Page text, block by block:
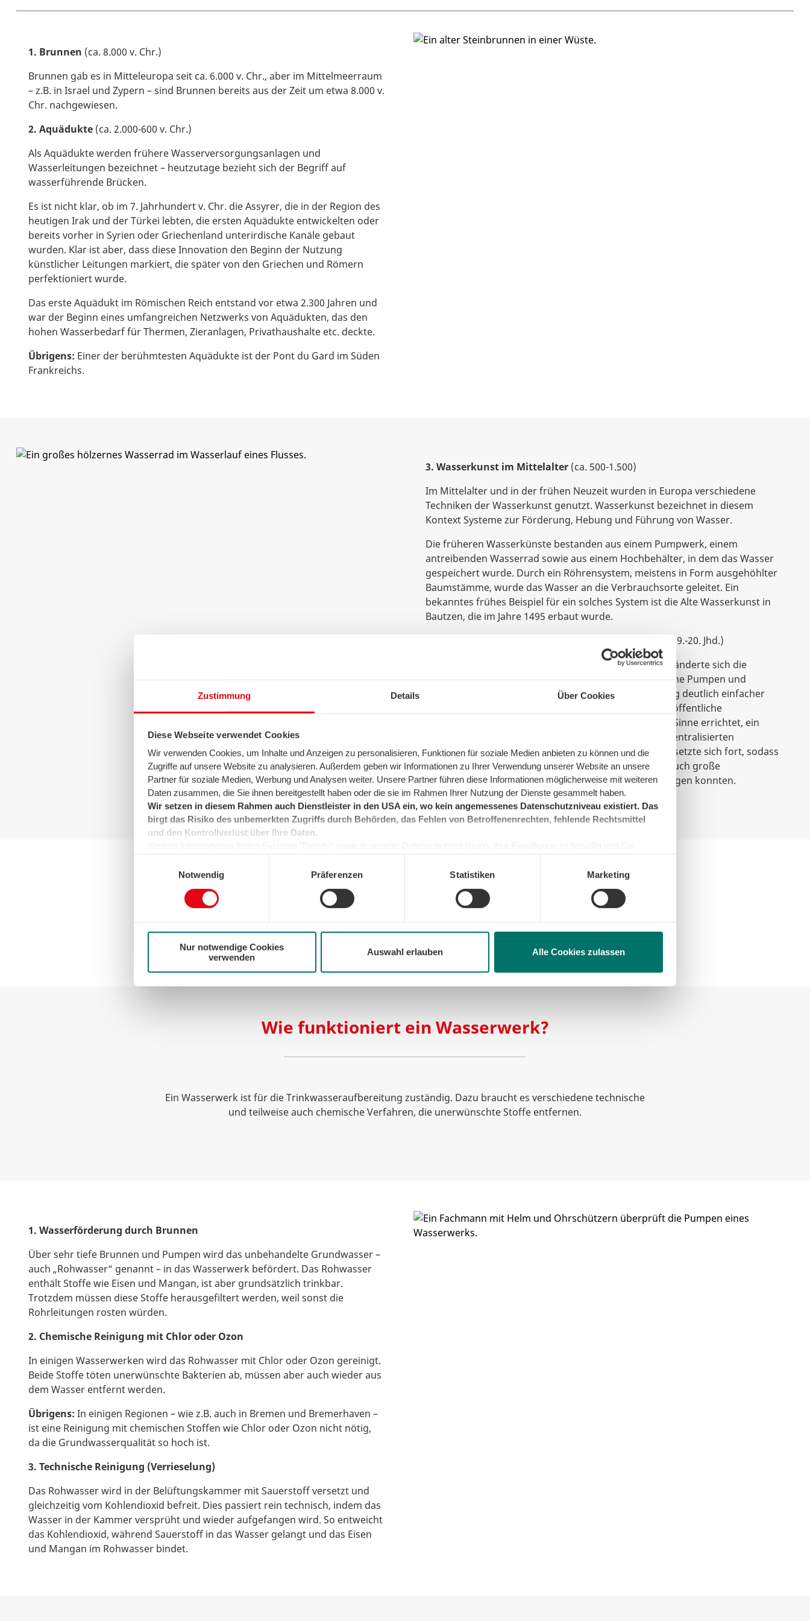
Zustimmung Details Über Cookies
Diese Webseite verwendet Cookies
Wir verwenden Cookies, um Inhalte und Anzeigen zu personalisieren, Funktionen für soziale Medien anbieten zu können und die
Zugriffe auf unsere Website zu analysieren. Außerdem geben wir Informationen zu Ihrer Verwendung unserer Website an unsere
Partner für soziale Medien, Werbung und Analysen weiter. Unsere Partner führen diese Informationen möglicherweise mit weiteren
Daten zusammen, die Sie ihnen bereitgestellt haben oder die sie im Rahmen Ihrer Nutzung der Dienste gesammelt haben.
Wir setzen in diesem Rahmen auch Dienstleister in den USA ein, wo kein angemessenes Datenschutzniveau existiert. Das
birgt das Risiko des unbemerkten Zugriffs durch Behörden, das Fehlen von Betroffenenrechten, fehlende Rechtsmittel
und den Kontrollverlust über Ihre Daten.
der Cookies auf das notwendige Minimum, um die Seite betreiben zu können.
Notwendig
Präferenzen Statistiken Marketing
Nur notwendige Cookies
verwenden
Auswahl erlauben Alle Cookies zulassen
1. Brunnen (ca. 8.000 v. Chr.)
Brunnen gab es in Mitteleuropa seit ca. 6.000 v. Chr., aber im Mittelmeerraum
– z.B. in Israel und Zypern – sind Brunnen bereits aus der Zeit um etwa 8.000 v.
Chr. nachgewiesen.
2. Aquädukte (ca. 2.000-600 v. Chr.)
Als Aquädukte werden frühere Wasserversorgungsanlagen und
Wasserleitungen bezeichnet – heutzutage bezieht sich der Begriff auf
wasserführende Brücken.
Es ist nicht klar, ob im 7. Jahrhundert v. Chr. die Assyrer, die in der Region des
heutigen Irak und der Türkei lebten, die ersten Aquädukte entwickelten oder
bereits vorher in Syrien oder Griechenland unterirdische Kanäle gebaut
wurden. Klar ist aber, dass diese Innovation den Beginn der Nutzung
künstlicher Leitungen markiert, die später von den Griechen und Römern
perfektioniert wurde.
Das erste Aquädukt im Römischen Reich entstand vor etwa 2.300 Jahren und
war der Beginn eines umfangreichen Netzwerks von Aquädukten, das den
hohen Wasserbedarf für Thermen, Zieranlagen, Privathaushalte etc. deckte.
Übrigens: Einer der berühmtesten Aquädukte ist der Pont du Gard im Süden
Frankreichs.
3. Wasserkunst im Mittelalter(ca. 500-1.500)
Im Mittelalter und in der frühen Neuzeit wurden in Europa verschiedene
Techniken der Wasserkunst genutzt. Wasserkunst bezeichnet in diesem
Kontext Systeme zur Förderung, Hebung und Führung von Wasser.
Die früheren Wasserkünste bestanden aus einem Pumpwerk, einem
antreibenden Wasserrad sowie aus einem Hochbehälter, in dem das Wasser
gespeichert wurde. Durch ein Röhrensystem, meistens in Form ausgehöhlter
Baumstämme, wurde das Wasser an die Verbrauchsorte geleitet. Ein
bekanntes frühes Beispiel für ein solches System ist die Alte Wasserkunst in
Bautzen, die im Jahre 1495 erbaut wurde.
(ca. 19.-20. Jhd.)
Mit der industriellen Revolution im 19. Jahrhundert veränderte sich die
Wasserversorgung. Durch Dampfmaschinen, elektrische Pumpen und
Wassertürme war die Wasserförderung und -verteilung deutlich einfacher
geworden. 1848 wurde in Hamburg die erste zentrale öffentliche
Wasserversorgung inkl. Abwassersystem im heutigen Sinne errichtet, ein
Meilenstein, der den Beginn der systematischen und zentralisierten
Trinkwasserversorgung markierte. Diese Entwicklung setzte sich fort, sodass
immer mehr moderne Wasserwerke entstanden, die auch große
Bevölkerungszahlen mit sauberem Trinkwasser versorgen konnten.
Übrigens:Die Hamburger Wasserwerke sind die ältesten öffentlichen Wasserversorgungsunternehmen
Europas. Nach der verheerenden Brandkatastrophe 1842 in derHansestadt
wurde 1848 eine zentrale
Wie funktioniert ein Wasserwerk?
Ein Wasserwerk ist für die Trinkwasseraufbereitung zuständig. Dazu braucht es verschiedene technische
und teilweise auch chemische Verfahren, die unerwünschte Stoffe entfernen.
1. Wasserförderung durch Brunnen
Über sehr tiefe Brunnen und Pumpen wird das unbehandelte Grundwasser –
auch „Rohwasser“ genannt – in das Wasserwerk befördert. Das Rohwasser
enthält Stoffe wie Eisen und Mangan, ist aber grundsätzlich trinkbar.
Trotzdem müssen diese Stoffe herausgefiltert werden, weil sonst die
Rohrleitungen rosten würden.
2. Chemische Reinigung mit Chlor oder Ozon
In einigen Wasserwerken wird das Rohwasser mit Chlor oder Ozon gereinigt.
Beide Stoffe töten unerwünschte Bakterien ab, müssen aber auch wieder aus
dem Wasser entfernt werden.
Übrigens: In einigen Regionen – wie z.B. auch in Bremen und Bremerhaven –
ist eine Reinigung mit chemischen Stoffen wie Chlor oder Ozon nicht nötig,
da die Grundwasserqualität so hoch ist.
3. Technische Reinigung (Verrieselung)
Das Rohwasser wird in der Belüftungskammer mit Sauerstoff versetzt und
gleichzeitig vom Kohlendioxid befreit. Dies passiert rein technisch, indem das
Wasser in der Kammer versprüht und wieder aufgefangen wird. So entweicht
das Kohlendioxid, während Sauerstoff in das Wasser gelangt und das Eisen
und Mangan im Rohwasser bindet.